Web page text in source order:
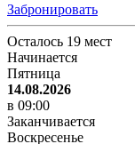
Забронировать
Осталось 19 мест
Начинается
Пятница
14.08.2026
в 09:00
Заканчивается
Воскресенье